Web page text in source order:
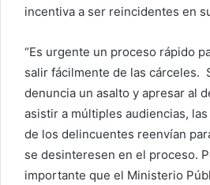
incentiva a ser reincidentes en
“Es urgente un proceso rápido
salir fácilmente de las cárceles.
denuncia un asalto y apresar al
asistir a múltiples audiencias,
de los delincuentes reenvían
se desinteresen en el proceso.
importante que el Ministerio